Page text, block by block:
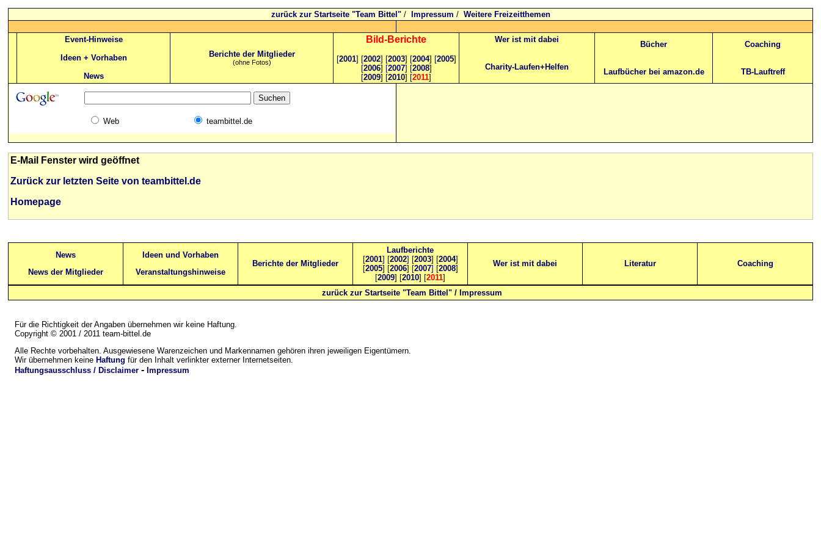
zurück zur Startseite "Team Bittel"/ Impressum / Weitere Freizeitthemen
Event-Hinweise
Ideen + Vorhaben
News
Berichte der Mitglieder
(ohne Fotos)
Bild-Berichte
[2001] [2002] [2003] [2004] [2005]
[2006] [2007] [2008]
[2009] [2010] [2011]
Wer ist mit dabei
Charity-Laufen+Helfen
Bücher
Laufbücher bei amazon.de
Coaching
TB-Lauftreff
Web teambittel.de
E-Mail Fenster wird geöffnet
Zurück zur letzten Seite von teambittel.de
Homepage
News
News der Mitglieder
Ideen und Vorhaben
Veranstaltungshinweise
Berichte der Mitglieder
Laufberichte
[2001] [2002] [2003] [2004]
[2005] [2006] [2007] [2008]
[2009] [2010] [2011]
Wer ist mit dabei Literatur Coaching
zurück zur Startseite "Team Bittel"/ Impressum
Für die Richtigkeit der Angaben übernehmen wir keine Haftung.
Copyright © 2001 / 2011 team-bittel.de
Alle Rechte vorbehalten. Ausgewiesene Warenzeichen und Markennamen gehören ihren jeweiligen Eigentümern.
Wir übernehmen keine Haftung für den Inhalt verlinkter externer Internetseiten.
Haftungsausschluss / Disclaimer - Impressum